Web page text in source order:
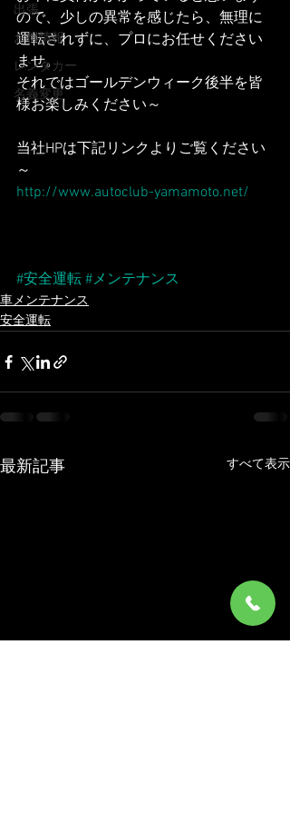
出張
お得情報
レンタカー
名義変更
ので、少しの異常を感じたら、無理に
運転されずに、プロにお任せください
ませ。
それではゴールデンウィーク後半を皆
様お楽しみください～
当社HPは下記リンクよりご覧ください
～
http://www.autoclub-yamamoto.net/
#安全運転 #メンテナンス
車メンテナンス
安全運転
最新記事 すべて表示